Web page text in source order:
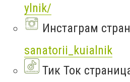
ylnik/
Инстаграм
sanatorii_kuialnik
Тик Ток